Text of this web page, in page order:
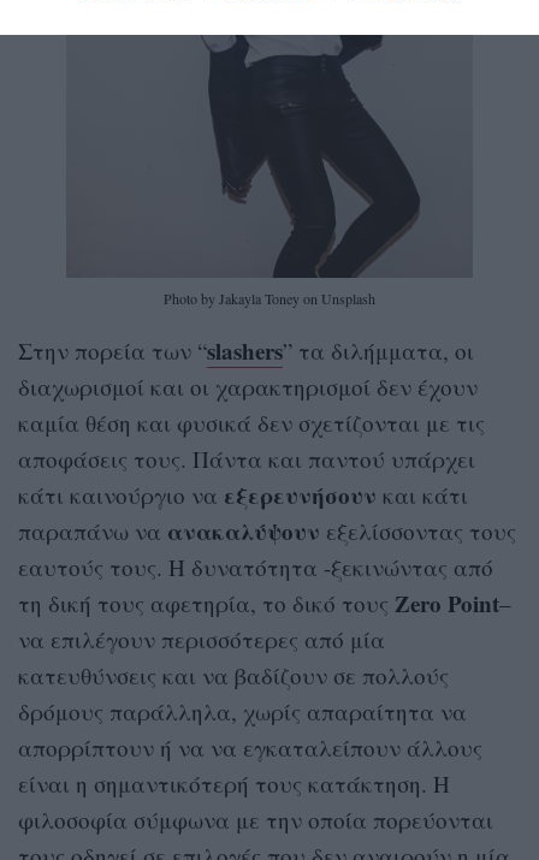
Photo by Jakayla Toney on Unsplash
Στην πορεία των “slashers” τα διλήμματα, οι
διαχωρισμοί και οι χαρακτηρισμοί δεν έχουν
καμία θέση και φυσικά δεν σχετίζονται με τις
αποφάσεις τους. Πάντα και παντού υπάρχει
κάτι καινούργιο να εξερευνήσουν και κάτι
παραπάνω να ανακαλύψουν εξελίσσοντας τους
εαυτούς τους. Η δυνατότητα -ξεκινώντας από
τη δική τους αφετηρία, το δικό τους Zero Point–
να επιλέγουν περισσότερες από μία
κατευθύνσεις και να βαδίζουν σε πολλούς
δρόμους παράλληλα, χωρίς απαραίτητα να
απορρίπτουν ή να να εγκαταλείπουν άλλους
είναι η σημαντικότερή τους κατάκτηση. Η
φιλοσοφία σύμφωνα με την οποία πορεύονται